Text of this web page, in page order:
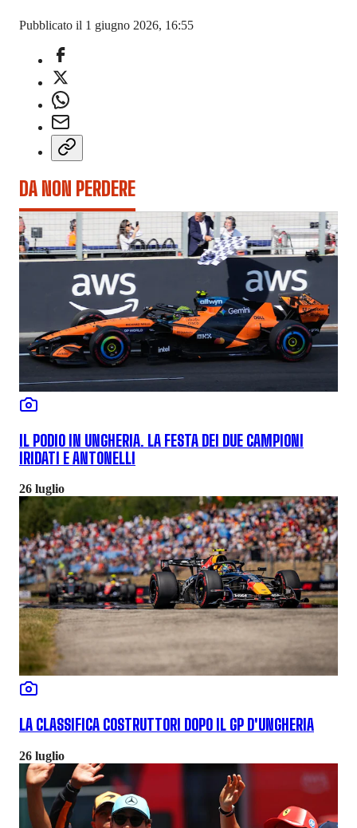
Pubblicato il 1 giugno 2026, 16:55
DA NON PERDERE
IL PODIO IN UNGHERIA. LA FESTA DEI DUE CAMPIONI
IRIDATI E ANTONELLI
26 luglio
LA CLASSIFICA COSTRUTTORI DOPO IL GP D'UNGHERIA
26 luglio